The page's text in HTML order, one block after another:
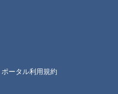
ータル利用規約